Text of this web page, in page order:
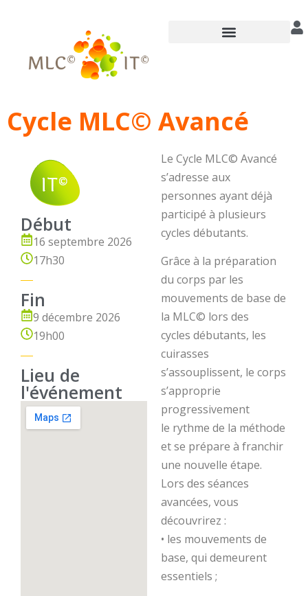
Cycle MLC© Avancé
Début
16 septembre 2026
17h30
Fin
9 décembre 2026
19h00
Lieu de
l'événement
Le Cycle MLC© Avancé
s’adresse aux
personnes ayant déjà
participé à plusieurs
cycles débutants.
Grâce à la préparation
du corps par les
mouvements de base de
la MLC© lors des
cycles débutants, les
cuirasses
s’assouplissent, le corps
s’approprie
progressivement
le rythme de la méthode
et se prépare à franchir
une nouvelle étape.
Lors des séances
avancées, vous
découvrirez :
• les mouvements de
base, qui demeurent
essentiels ;